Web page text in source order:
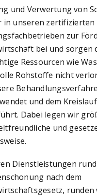
und Verwertung von
in unseren zertifizierten
zur
bei und sorgen
Ressourcen wie
Rohstoffe nicht
und dem Kreislauf
Dabei legen wir
und
Dienstleistungen
nach dem
runden